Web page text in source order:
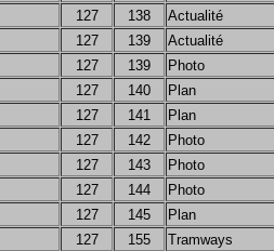
127 138
Actualité
127 139
Actualité
127 139
Photo
127 140
Plan
127 141
Plan
127 142
Photo
127 143
Photo
127 144
Photo
127 145
Plan
127 155
Tramways